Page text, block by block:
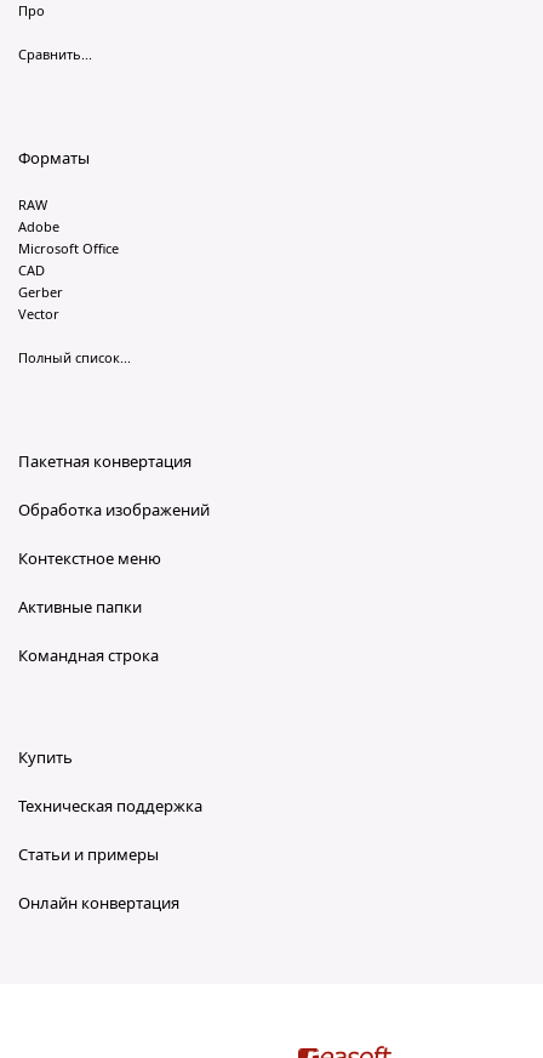
Про
Сравнить...
Форматы
RAW
Adobe
Microsoft Office
CAD
Gerber
Vector
Полный список...
Пакетная конвертация
Обработка изображений
Контекстное меню
Активные папки
Командная строка
Купить
Техническая поддержка
Статьи и примеры
Онлайн конвертация